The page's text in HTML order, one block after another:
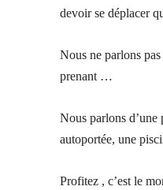
devoir se déplacer
Nous ne parlons
prenant …
Nous parlons d’une
autoportée, une
Profitez , c’est le